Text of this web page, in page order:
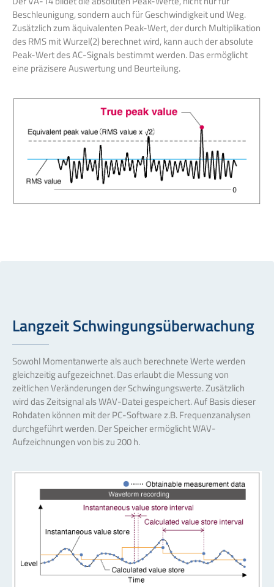
Beschleunigung, sondern auch für Geschwindigkeit und Weg.
Zusätzlich zum äquivalenten Peak-Wert, der durch Multiplikation
des RMS mit Wurzel(2) berechnet wird, kann auch der absolute
Peak-Wert des AC-Signals bestimmt werden. Das ermöglicht
eine präzisere Auswertung und Beurteilung.
Langzeit Schwingungsüberwachung
Sowohl Momentanwerte als auch berechnete Werte werden
gleichzeitig aufgezeichnet. Das erlaubt die Messung von
zeitlichen Veränderungen der Schwingungswerte. Zusätzlich
wird das Zeitsignal als WAV-Datei gespeichert. Auf Basis dieser
Rohdaten können mit der PC-Software z.B. Frequenzanalysen
durchgeführt werden. Der Speicher ermöglicht WAV-
Aufzeichnungen von bis zu 200 h.